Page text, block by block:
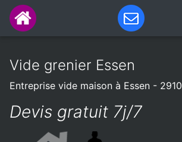
Vide grenier Essen
Entreprise vide maison à Essen - 2910
Devis gratuit 7j/7